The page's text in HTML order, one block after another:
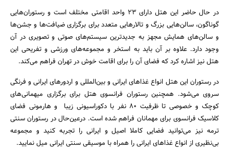
جستجو
در حال حاضر این هتل دارای 23 واحد اقامتی مختلف است و رستوران‌هایی
گوناگون، سالن‌هایی بزرگ و تالارهایی متعدد برای برگزاری ضیافت‌ها و جشن‌ها
و سالن‌های همایش مجهز به جدیدترین سیستم‌های صوتی و تصویری در آن
وجود دارد. علاوه بر آن باید به استخر و مجموعه‌های ورزشی و تفریحی این
هتل نیز اشاره کرد که فضای آن را برای اقامت خوش در تهران فراهم می‌کند.
در رستوران این هتل انواع غذاهای ایرانی و بین‌المللی و اردورهای ایرانی و فرنگی
سروی می‌شود. همچنین رستوران فرانسوی هتل برای برگزاری میهمانی‌های
کوچک و خصوصی تا ظرفیت ۸۰ نفر با دکوراسیونی زیبا و هارمونی فضای
کلاسیک فرانسوی برای مهمانان فراهم شده است. درعین‌حال در رستوران سنتی
ترمه نیز می‌توانید فضایی کاملا اصیل و ایرانی را تجربه کنید و مجموعه
بی‌نظیری از انواع غذاهای ایرانی را همراه با موسیقی سنتی ایرانی میل نمایید.